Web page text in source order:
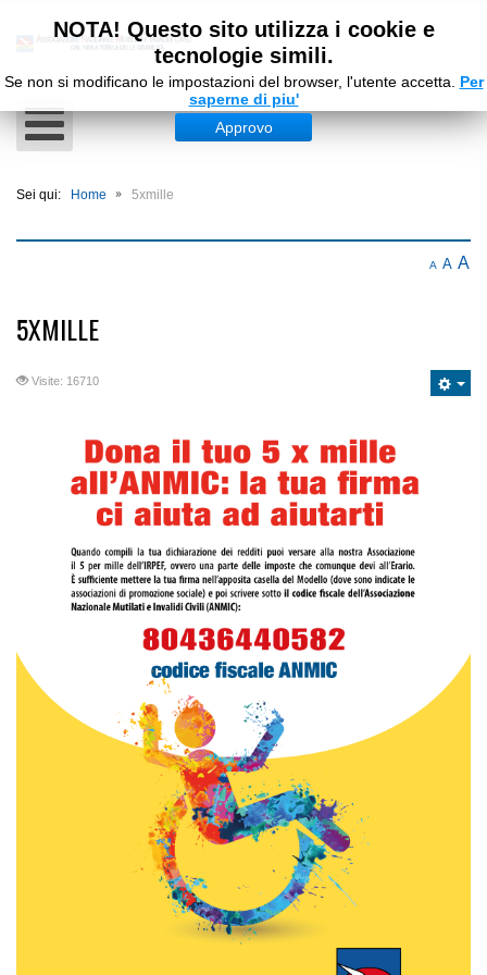
Sei qui: Home 5xmille
NOTA! Questo sito utilizza i cookie e
tecnologie simili.
Se non si modificano le impostazioni del browser, l'utente accetta. Per
saperne di piu'
Approvo
A A A
5XMILLE
Visite: 16710